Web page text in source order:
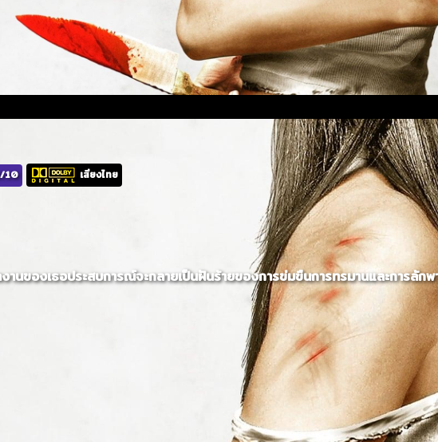
10 เสียงไทย
านของเธอประสบการณ์จะกลายเป็นฝันร้ายของการข่มขืนการทรมานและการลั